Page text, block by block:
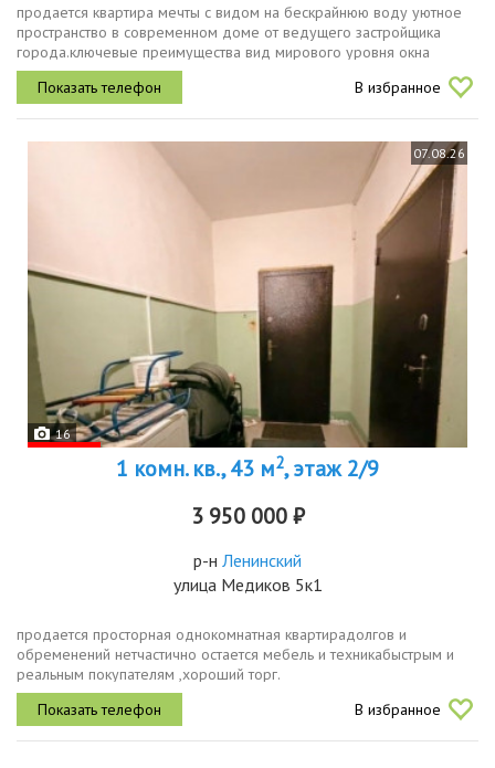
продается квартира мечты с видом на бескрайнюю воду уютное
пространство в современном доме от ведущего застройщика
города.ключевые преимущества вид мирового уровня окна
выходят на живописный берег волги и канал им. варвация.
наслаждайтесь...
В избранное
07.08.26
16
1 комн. кв., 43 м2, этаж 2/9
3 950 000 ₽
р-н Ленинский
улица Медиков 5к1
продается просторная однокомнатная квартирадолгов и
обременений нетчастично остается мебель и техникабыстрым и
реальным покупателям ,хороший торг.
В избранное